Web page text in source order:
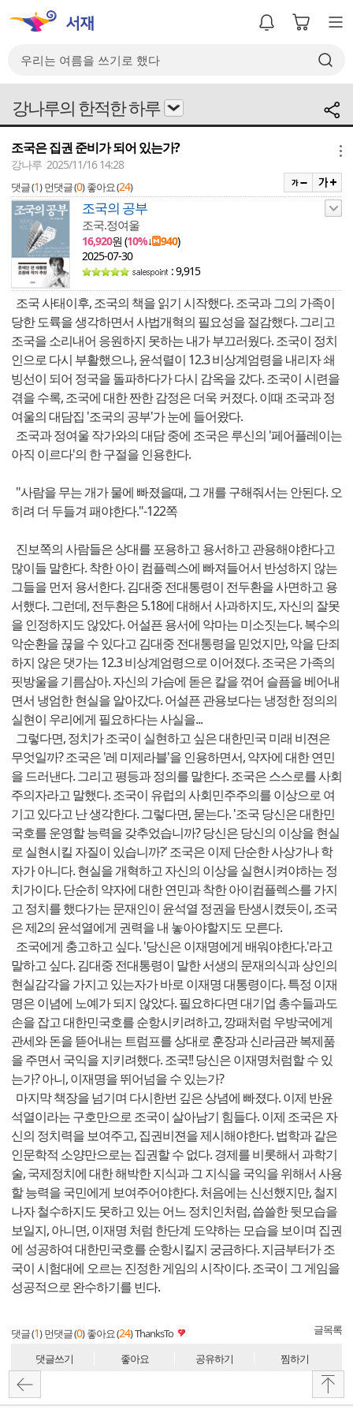
강나루의 한적한 하루
조국은 집권 준비가 되어 있는가?
강나루 2025/11/16 14:28
댓글 (1) 먼댓글 (0) 좋아요 (24)
조국의 공부
조국.정여울
16,920원 (10%↓ 940)
2025-07-30
: 9,915
조국 사태이후, 조국의 책을 읽기 시작했다. 조국과 그의 가족이
당한 도륙을 생각하면서 사법개혁의 필요성을 절감했다. 그리고
조국을 소리내어 응원하지 못하는 내가 부끄러웠다. 조국이 정치
인으로 다시 부활했으나, 윤석렬이 12.3 비상계엄령을 내리자 쇄
빙선이 되어 정국을 돌파하다가 다시 감옥을 갔다. 조국이 시련을
겪을 수록, 조국에 대한 짠한 감정은 더욱 커졌다. 이때 조국과 정
여울의 대담집 '조국의 공부'가 눈에 들어왔다.
조국과 정여울 작가와의 대담 중에 조국은 루신의 '페어플레이는
아직 이르다'의 한 구절을 인용한다.
"사람을 무는 개가 물에 빠졌을때, 그 개를 구해줘서는 안된다. 오
히려 더 두들겨 패야한다."-122쪽
진보쪽의 사람들은 상대를 포용하고 용서하고 관용해야한다고
많이들 말한다. 착한 아이 컴플렉스에 빠져들어서 반성하지 않는
그들을 먼저 용서한다. 김대중 전대통령이 전두환을 사면하고 용
서했다. 그런데, 전두환은 5.18에 대해서 사과하지도, 자신의 잘못
을 인정하지도 않았다. 어설픈 용서에 악마는 미소짓는다. 복수의
악순환을 끊을 수 있다고 김대중 전대통령을 믿었지만, 악을 단죄
하지 않은 댓가는 12.3 비상계엄령으로 이어졌다. 조국은 가족의
핏방울을 기름삼아. 자신의 가슴에 돋은 칼을 꺾어 슬픔을 베어내
면서 냉엄한 현실을 알아갔다. 어설픈 관용보다는 냉정한 정의의
실현이 우리에게 필요하다는 사실을...
그렇다면, 정치가 조국이 실현하고 싶은 대한민국 미래 비젼은
무엇일까? 조국은 '레 미제라블'을 인용하면서, 약자에 대한 연민
을 드러낸다. 그리고 평등과 정의를 말한다. 조국은 스스로를 사회
주의자라고 말했다. 조국이 유럽의 사회민주주의를 이상으로 여
기고 있다고 난 생각한다. 그렇다면, 묻는다. '조국 당신은 대한민
국호를 운영할 능력을 갖추었습니까? 당신은 당신의 이상을 현실
로 실현시킬 자질이 있습니까?' 조국은 이제 단순한 사상가나 학
자가 아니다. 현실을 개혁하고 자신의 이상을 실현시켜야하는 정
치가이다. 단순히 약자에 대한 연민과 착한 아이컴플렉스를 가지
고 정치를 했다가는 문재인이 윤석열 정권을 탄생시켰듯이, 조국
은 제2의 윤석열에게 권력을 내 놓아야할지도 모른다.
조국에게 충고하고 싶다. '당신은 이재명에게 배워야한다.'라고
말하고 싶다. 김대중 전대통령이 말한 서생의 문재의식과 상인의
현실감각을 가지고 있는자가 바로 이재명 대통령이다. 특정 이재
명은 이념에 노예가 되지 않았다. 필요하다면 대기업 총수들과도
손을 잡고 대한민국호를 순항시키려하고, 깡패처럼 우방국에게
관세와 돈을 뜯어내는 트럼프를 상대로 훈장과 신라금관 복제품
을 주면서 국익을 지키려했다. 조국!! 당신은 이재명처럼할 수 있
는가? 아니, 이재명을 뛰어넘을 수 있는가?
마지막 책장을 넘기며 다시한번 깊은 상념에 빠졌다. 이제 반윤
석열이라는 구호만으로 조국이 살아남기 힘들다. 이제 조국은 자
신의 정치력을 보여주고, 집권비젼을 제시해야한다. 법학과 같은
인문학적 소양만으로는 집권할 수 없다. 경제를 비롯해서 과학기
술, 국제정치에 대한 해박한 지식과 그 지식을 국익을 위해서 사용
할 능력을 국민에게 보여주어야한다. 처음에는 신선했지만, 철지
나자 철수하지도 못하고 있는 어느 정치인처럼, 씁쓸한 뒷모습을
보일지, 아니면, 이재명 처럼 한단계 도약하는 모습을 보이며 집권
에 성공하여 대한민국호를 순항시킬지 궁금하다. 지금부터가 조
국이 시험대에 오르는 진정한 게임의 시작이다. 조국이 그 게임을
성공적으로 완수하기를 빈다.
댓글 (1) 먼댓글 (0) 좋아요 (24)ThanksTo 글목록
댓글쓰기 좋아요 공유하기 찜하기